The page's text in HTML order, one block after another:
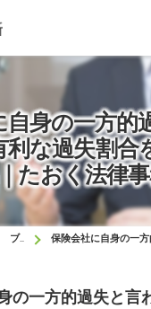
身の一方的
な過失割合
たおく法律
ブログ 保険会社に自身の一方的過失と言われたが
の一方的過失と言